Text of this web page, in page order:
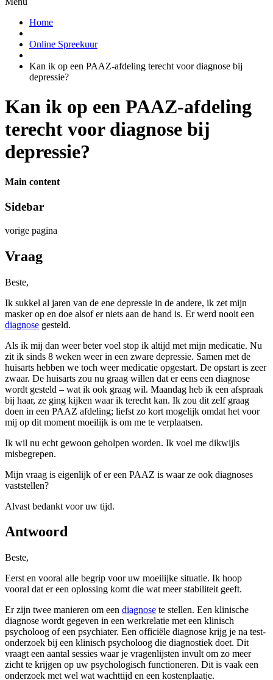
Home
Online Spreekuur
Kan ik op een PAAZ-afdeling terecht voor diagnose bij
depressie?
Kan ik op een PAAZ-afdeling
terecht voor diagnose bij
depressie?
Main content
Sidebar
vorige pagina
Vraag
Beste,
Ik sukkel al jaren van de ene depressie in de andere, ik zet mijn
masker op en doe alsof er niets aan de hand is. Er werd nooit een
diagnose gesteld.
Als ik mij dan weer beter voel stop ik altijd met mijn medicatie. Nu
zit ik sinds 8 weken weer in een zware depressie. Samen met de
huisarts hebben we toch weer medicatie opgestart. De opstart is zeer
zwaar. De huisarts zou nu graag willen dat er eens een diagnose
wordt gesteld – wat ik ook graag wil. Maandag heb ik een afspraak
bij haar, ze ging kijken waar ik terecht kan. Ik zou dit zelf graag
doen in een PAAZ afdeling; liefst zo kort mogelijk omdat het voor
mij op dit moment moeilijk is om me te verplaatsen.
Ik wil nu echt gewoon geholpen worden. Ik voel me dikwijls
misbegrepen.
Mijn vraag is eigenlijk of er een PAAZ is waar ze ook diagnoses
vaststellen?
Alvast bedankt voor uw tijd.
Antwoord
Beste,
Eerst en vooral alle begrip voor uw moeilijke situatie. Ik hoop
vooral dat er een oplossing komt die wat meer stabiliteit geeft.
Er zijn twee manieren om een diagnose te stellen. Een klinische
diagnose wordt gegeven in een werkrelatie met een klinisch
psycholoog of een psychiater. Een officiële diagnose krijg je na test-
onderzoek bij een klinisch psycholoog die diagnostiek doet. Dit
vraagt een aantal sessies waar je vragenlijsten invult om zo meer
zicht te krijgen op uw psychologisch functioneren. Dit is vaak een
onderzoek met wel wat wachttijd en een kostenplaatje.